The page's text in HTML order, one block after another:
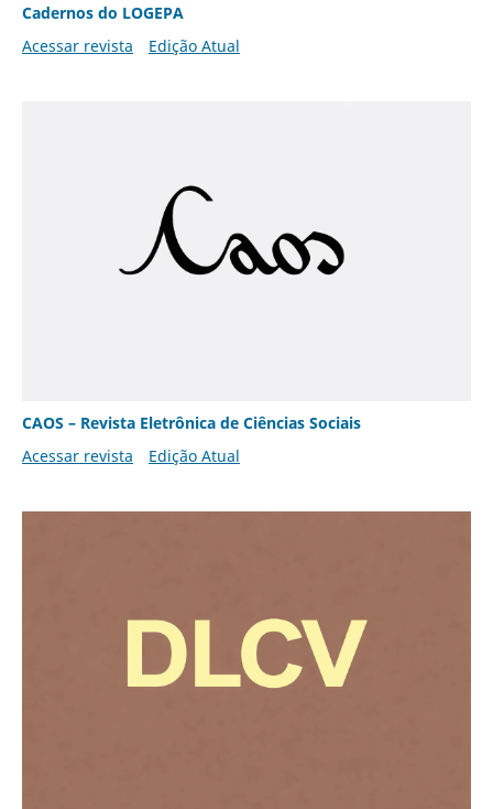
Cadernos do LOGEPA
Acessar revista
Edição Atual
CAOS – Revista Eletrônica de Ciências Sociais
Acessar revista
Edição Atual